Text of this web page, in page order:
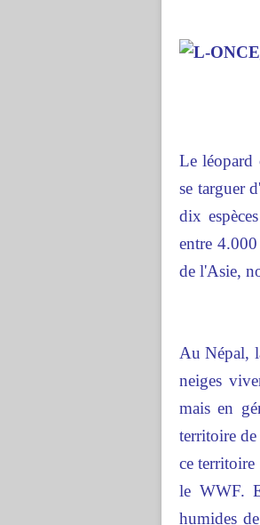
Leléopard
se targuer
dix
entre
de l'Asie,
AuNépal,
neiges
mais en
territoire
ce territoire
le WWF.
humides